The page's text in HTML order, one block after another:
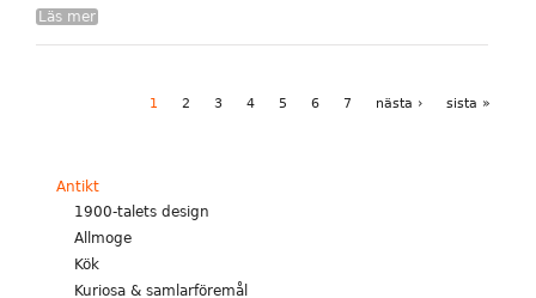
Läs mer
1 2 3 4 5 6 7 nästa › sista »
Antikt
1900-talets design
Allmoge
Kök
Kuriosa & samlarföremål